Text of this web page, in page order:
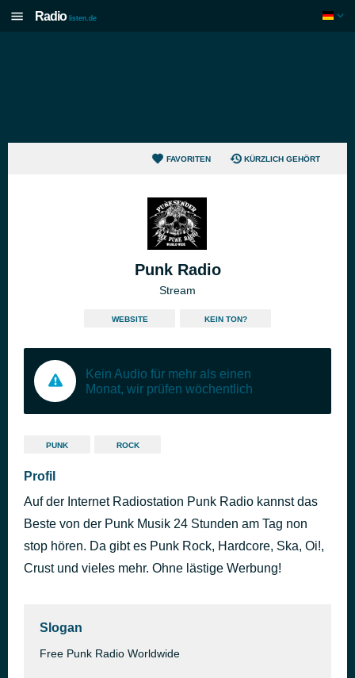
Radio listen.de
FAVORITEN KÜRZLICH GEHÖRT
Punk Radio
Stream
WEBSITE KEIN TON?
Kein Audio für mehr als einen
Monat, wir prüfen wöchentlich
PUNK ROCK
Profil
Auf der Internet Radiostation Punk Radio kannst das
Beste von der Punk Musik 24 Stunden am Tag non
stop hören. Da gibt es Punk Rock, Hardcore, Ska, Oi!,
Crust und vieles mehr. Ohne lästige Werbung!
Slogan
Free Punk Radio Worldwide